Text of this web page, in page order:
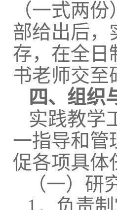
（一式两
部给出后，
存，在全日
书老师交至
四、组织
实践教学
一指导和管
促各项具体
（一）研